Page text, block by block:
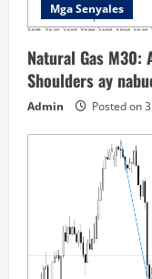
Mga Senyales
Natural Gas M30:
Shoulders ay
Admin Posted on